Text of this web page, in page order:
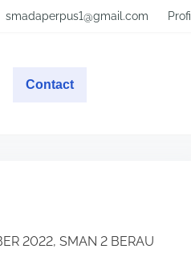
smadaperpus1@gmail.com Profil
Contact
2022, SMAN 2 BERAU